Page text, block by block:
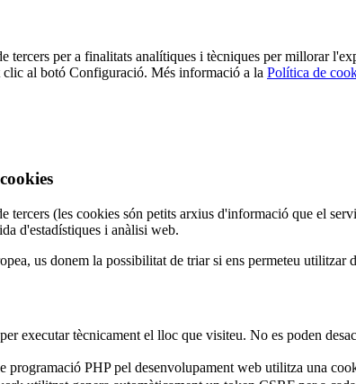
tercers per a finalitats analítiques i tècniques per millorar
al botó Configuració. Més informació a la Política de
tercers (les cookies són petits arxius d'informació que el
d'estadístiques i anàlisi web.
us donem la possibilitat de triar si ens permeteu utilitzar
executar tècnicament el lloc que visiteu. No es poden
programació PHP pel desenvolupament web utilitza una